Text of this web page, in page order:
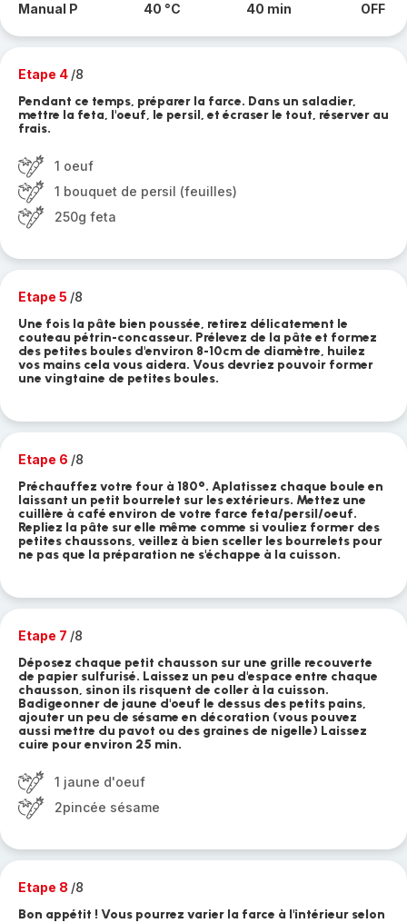
Manual P 40 °C 40 min OFF
Etape 4 /8
Pendant ce temps, préparer la farce. Dans un saladier,
mettre la feta, l'oeuf, le persil, et écraser le tout, réserver au
frais.
1 oeuf
1 bouquet de persil (feuilles)
250g feta
Etape 5 /8
Une fois la pâte bien poussée, retirez délicatement le
couteau pétrin-concasseur. Prélevez de la pâte et formez
des petites boules d'environ 8-10cm de diamètre, huilez
vos mains cela vous aidera. Vous devriez pouvoir former
une vingtaine de petites boules.
Etape 6 /8
Préchauffez votre four à 180°. Aplatissez chaque boule en
laissant un petit bourrelet sur les extérieurs. Mettez une
cuillère à café environ de votre farce feta/persil/oeuf.
Repliez la pâte sur elle même comme si vouliez former des
petites chaussons, veillez à bien sceller les bourrelets pour
ne pas que la préparation ne s'échappe à la cuisson.
Etape 7 /8
Déposez chaque petit chausson sur une grille recouverte
de papier sulfurisé. Laissez un peu d'espace entre chaque
chausson, sinon ils risquent de coller à la cuisson.
Badigeonner de jaune d'oeuf le dessus des petits pains,
ajouter un peu de sésame en décoration (vous pouvez
aussi mettre du pavot ou des graines de nigelle) Laissez
cuire pour environ 25 min.
1 jaune d'oeuf
2pincée sésame
Etape 8 /8
Bon appétit ! Vous pourrez varier la farce à l'intérieur selon